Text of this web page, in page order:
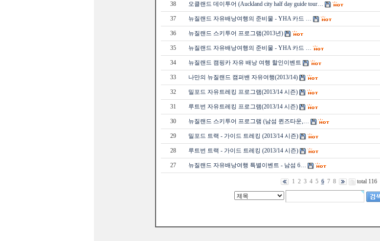
38 오클랜드 데이투어 (Auckland city half day guide tour…
37 뉴질랜드 자유배낭여행의 준비물 - YHA 카드 …
36 뉴질랜드 스키투어 프로그램(2013년)
35 뉴질랜드 자유배낭여행의 준비물 - YHA 카드 …
34 뉴질랜드 캠핑카 자유 배낭 여행 할인이벤트
33 나만의 뉴질랜드 캠퍼밴 자유여행(2013/14)
32 밀포드 자유트레킹 프로그램(2013/14 시즌)
31 루트번 자유트레킹 프로그램(2013/14 시즌)
30 뉴질랜드 스키투어 프로그램 (남섬 퀸즈타운,…
29 밀포드 트랙 - 가이드 트레킹 (2013/14 시즌)
28 루트번 트랙 - 가이드 트레킹 (2013/14 시즌)
27 뉴질랜드 자유배낭여행 특별이벤트 - 남섬 6…
1 2 3 4 5 6 7 8 total 116